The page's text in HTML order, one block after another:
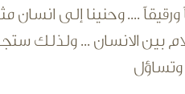
ورقيقاً .... وحنينا إلى
بين الانسان ... ولذلك
وتساؤل